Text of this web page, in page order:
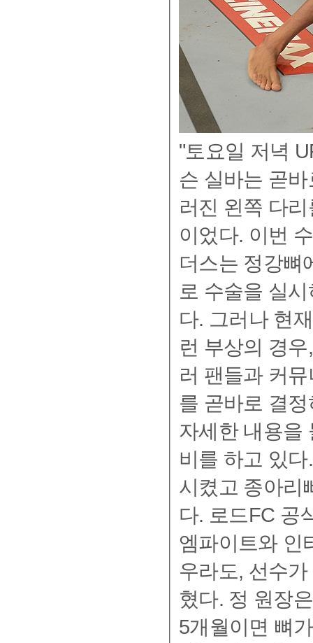
"토요일 저녁
슨 실바는 곧
러진 왼쪽 다
이었다. 이번
더스는 정강뼈
로 수술을 실
다. 그러나 현
런 부상의 경
러 팬들과 커
를 곧바로 결
자세한 내용을
비를 하고 있다." 성명서에 따르면, 정강뼈는 철심으
시켰고 종아리
다. 로드FC 공식 링닥터 정우문 원장(원주 정병원)은 29일
엠파이트와 인
우라도, 선수
혔다. 정 원장은 "수술을 할 때, 뼈를 맞추고 철심을 박는다.
5개월이면 뼈